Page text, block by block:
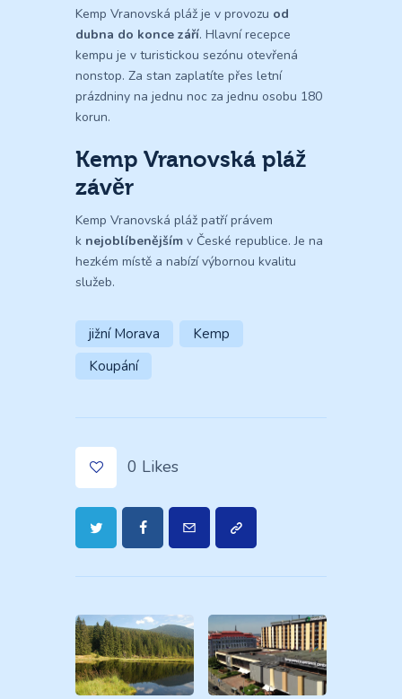
Kemp Vranovská pláž je v provozu od
dubna do konce září. Hlavní recepce
kempu je v turistickou sezónu otevřená
nonstop. Za stan zaplatíte přes letní
prázdniny na jednu noc za jednu osobu 180
korun.
Kemp Vranovská pláž
závěr
Kemp Vranovská pláž patří právem
k nejoblíbenějším v České republice. Je na
hezkém místě a nabízí výbornou kvalitu
služeb.
jižní Morava
Kemp
Koupání
0 Likes
Navigace
pro
příspěvek